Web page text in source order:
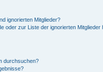
ignorierten Mitglieder?
oder zur Liste der ignorierten Mitglieder
durchsuchen?